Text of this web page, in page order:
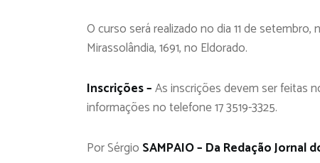
O curso será realizado no dia 11 de
Mirassolândia, 1691, no Eldorado.
Inscrições –As inscrições devem ser feitas
informações no telefone 17 3519-3325.
Por Sérgio SAMPAIO – Da Redação Jornal